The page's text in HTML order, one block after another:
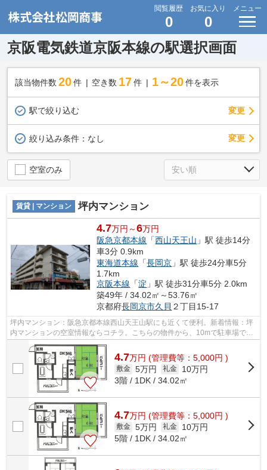
閲覧履歴
0
お気に入り
0
メニュー
京阪電気鉄道京阪本線の駅選択画面
該当物件数 20件 空き数 17 件 1～20 件を表示
駅で絞り込む 変更
絞り込み条件： なし 変更
空室のみ
賃貸 | マンション 坪内マンション
4.7万円～6万円
阪急京都本線 「西山天王山 」駅 徒歩14分
車3分 0.9km
東海道本線 「長岡京 」駅 徒歩24分車5分
1.7km
京阪本線 「淀 」駅 徒歩31分車5分 2.0km
築49年 / 34.02㎡～53.76㎡
京都府長岡京市久貝 ２丁目15-17
坪内マンション：阪急京都本線西山天王山駅にも近くて便利。新着情報：坪
内マンションの空室情報ならコチラ。こちらの物件から、10mで駐車場で
す。車をお持ちの方にもオススメの、自走...
4.7万円 (管理費等：5,000円 )
敷金 5万円 礼金
10万円
3階 / 1DK / 34.02㎡
4.7万円 (管理費等：5,000円 )
敷金 5万円 礼金
10万円
5階 / 1DK / 34.02㎡